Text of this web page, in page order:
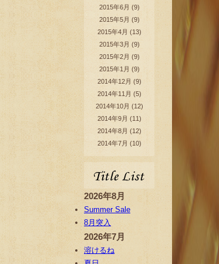
2015年6月 (9)
2015年5月 (9)
2015年4月 (13)
2015年3月 (9)
2015年2月 (9)
2015年1月 (9)
2014年12月 (9)
2014年11月 (5)
2014年10月 (12)
2014年9月 (11)
2014年8月 (12)
2014年7月 (10)
2026年8月
Summer Sale
8月突入
2026年7月
溶けるね